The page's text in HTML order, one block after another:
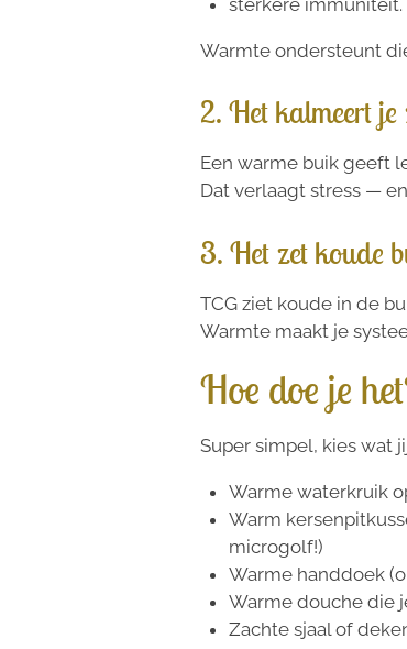
Warmte ondersteunt
2. Het kalmeert je
Een warme buik geeft
Dat verlaagt stress —
3. Het zet koude
TCG ziet koude in de
Warmte maakt je
Hoe doe je
Super simpel, kies wat
Warme waterkruik
Warm
microgolf!)
Warme handdoek
Warme douche die
Zachte sjaal of